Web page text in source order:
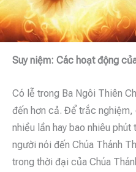
Suy niệm: Các hoạt động
Có lễ trong Ba Ngôi Thiên
đến hơn cả. Để trắc
nhiều lần hay bao nhiêu phút
người nói đến Chúa Thánh
trong thời đại của Chúa